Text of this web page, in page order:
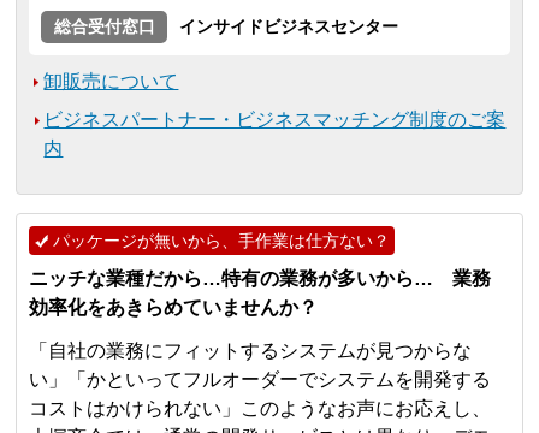
総合受付窓口
インサイドビジネスセンター
卸販売について
ビジネスパートナー・ビジネスマッチング制度のご案
内
パッケージが無いから、手作業は仕方ない？
ニッチな業種だから…特有の業務が多いから… 業務
効率化をあきらめていませんか？
「自社の業務にフィットするシステムが見つからな
い」「かといってフルオーダーでシステムを開発する
コストはかけられない」このようなお声にお応えし、